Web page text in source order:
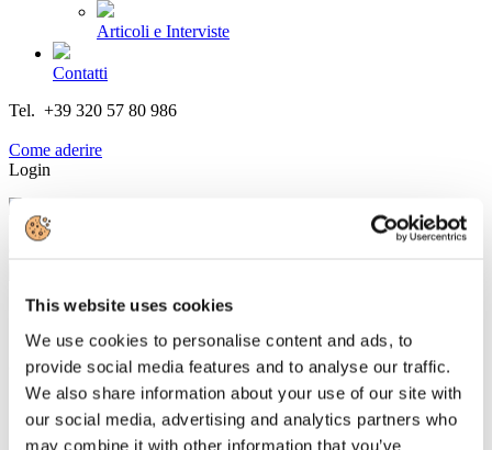
This website uses cookies
We use cookies to personalise content and ads, to
provide social media features and to analyse our traffic.
We also share information about your use of our site with
our social media, advertising and analytics partners who
may combine it with other information that you’ve
Articoli e Interviste
Contatti
Tel. +39 320 57 80 986
Come aderire
Login
è mancato Luigi Gianneschi, Presidente
della Gianneschi Pumps and Blowers srl e
Consigliere UCINA